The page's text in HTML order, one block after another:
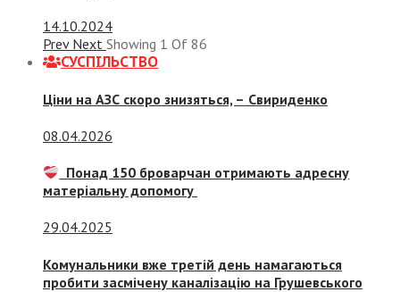
14.10.2024
Prev Next Showing 1 Of 86
СУСПIЛЬСТВО
Ціни на АЗС скоро знизяться, – Свириденко
08.04.2026
Понад 150 броварчан отримають адресну
матеріальну допомогу
29.04.2025
Комунальники вже третій день намагаються
пробити засмічену каналізацію на Грушевського